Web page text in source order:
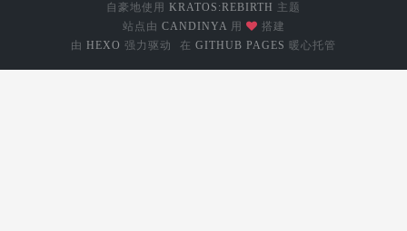
自豪地使用 KRATOS:REBIRTH 主题
站点由 CANDINYA用
搭建
由 HEXO 强力驱动 在 GITHUB PAGES 暖心托管